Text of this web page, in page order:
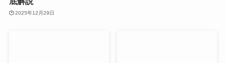
2025年12月29日